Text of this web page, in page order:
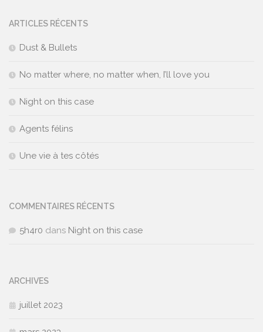
ARTICLES RÉCENTS
Dust & Bullets
No matter where, no matter when, I’ll love you
Night on this case
Agents félins
Une vie à tes côtés
COMMENTAIRES RÉCENTS
5h4r0 dans Night on this case
ARCHIVES
juillet 2023